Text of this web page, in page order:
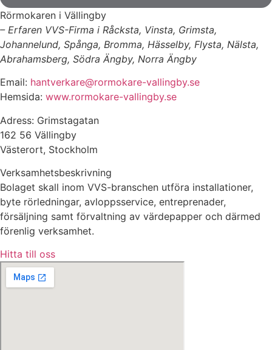
Rörmokaren i Vällingby
– Erfaren VVS-Firma i Råcksta, Vinsta, Grimsta,
Johannelund, Spånga, Bromma, Hässelby, Flysta, Nälsta,
Abrahamsberg, Södra Ängby, Norra Ängby
Email: hantverkare@rormokare-vallingby.se
Hemsida: www.rormokare-vallingby.se
Adress: Grimstagatan
162 56 Vällingby
Västerort, Stockholm
Verksamhetsbeskrivning
Bolaget skall inom VVS-branschen utföra installationer,
byte rörledningar, avloppsservice, entreprenader,
försäljning samt förvaltning av värdepapper och därmed
förenlig verksamhet.
Hitta till oss